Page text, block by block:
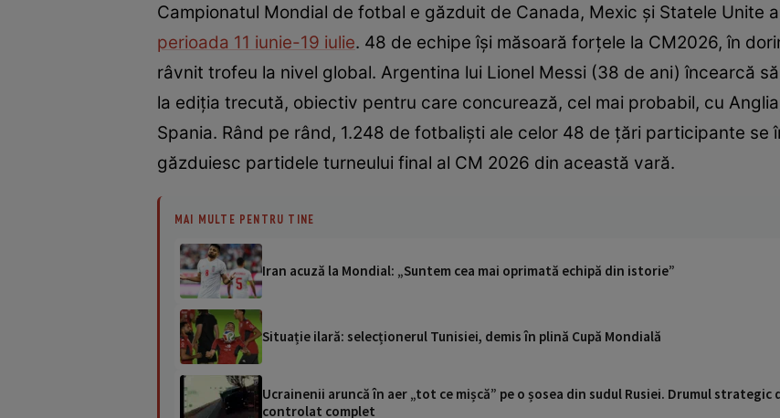
Campionatul Mondial de fotbal e găzduit de Canada, Mexic și Statele Unite
perioada 11 iunie-19 iulie. 48 de echipe își măsoară forțele la CM2026, în
râvnit trofeu la nivel global. Argentina lui Lionel Messi (38 de ani) încearcă
la ediția trecută, obiectiv pentru care concurează, cel mai probabil, cu
Spania. Rând pe rând, 1.248 de fotbaliști ale celor 48 de țări participante se
găzduiesc partidele turneului final al CM 2026 din această vară.
MAI MULTE PENTRU TINE
Iran acuză la Mondial: „Suntem cea mai oprimată echipă din istorie”
Situație ilară: selecționerul Tunisiei, demis în plină Cupă Mondială
Ucrainenii aruncă în aer „tot ce mișcă” pe o șosea din sudul Rusiei. Drumul
controlat complet